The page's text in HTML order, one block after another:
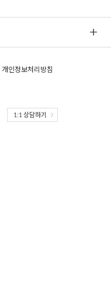
개인정보처리방침
1:1 상담하기